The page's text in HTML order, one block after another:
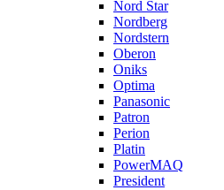
Nord Star
Nordberg
Nordstern
Oberon
Oniks
Optima
Panasonic
Patron
Perion
Platin
PowerMAQ
President